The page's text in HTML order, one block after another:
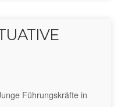
Führungskräfte in